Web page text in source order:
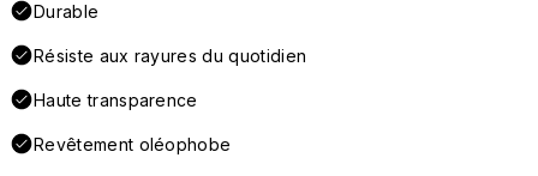
Durable
Résiste aux rayures du quotidien
Haute transparence
Revêtement oléophobe